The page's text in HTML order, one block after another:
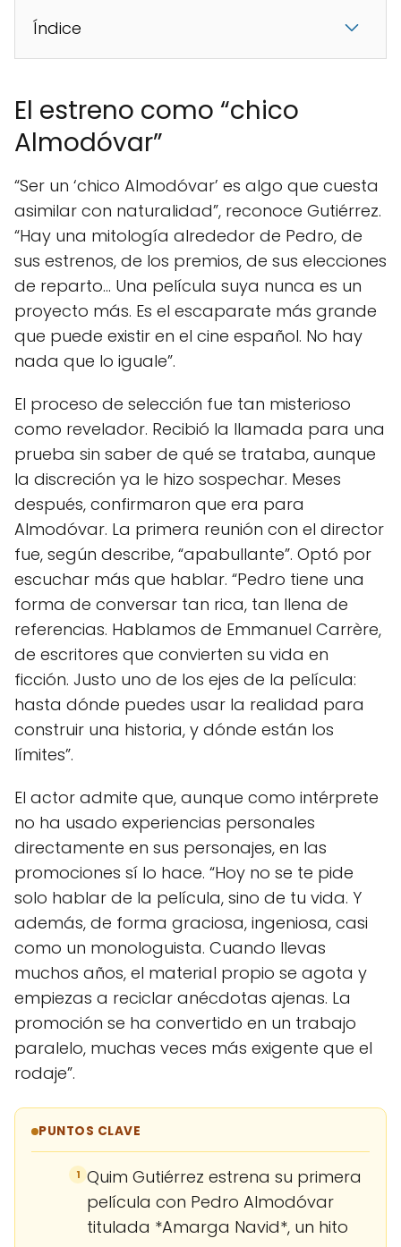
Índice
El estreno como “chico
Almodóvar”
“Ser un ‘chico Almodóvar’ es algo que cuesta
asimilar con naturalidad”, reconoce Gutiérrez.
“Hay una mitología alrededor de Pedro, de
sus estrenos, de los premios, de sus elecciones
de reparto… Una película suya nunca es un
proyecto más. Es el escaparate más grande
que puede existir en el cine español. No hay
nada que lo iguale”.
El proceso de selección fue tan misterioso
como revelador. Recibió la llamada para una
prueba sin saber de qué se trataba, aunque
la discreción ya le hizo sospechar. Meses
después, confirmaron que era para
Almodóvar. La primera reunión con el director
fue, según describe, “apabullante”. Optó por
escuchar más que hablar. “Pedro tiene una
forma de conversar tan rica, tan llena de
referencias. Hablamos de Emmanuel Carrère,
de escritores que convierten su vida en
ficción. Justo uno de los ejes de la película:
hasta dónde puedes usar la realidad para
construir una historia, y dónde están los
límites”.
El actor admite que, aunque como intérprete
no ha usado experiencias personales
directamente en sus personajes, en las
promociones sí lo hace. “Hoy no se te pide
solo hablar de la película, sino de tu vida. Y
además, de forma graciosa, ingeniosa, casi
como un monologuista. Cuando llevas
muchos años, el material propio se agota y
empiezas a reciclar anécdotas ajenas. La
promoción se ha convertido en un trabajo
paralelo, muchas veces más exigente que el
rodaje”.
PUNTOS CLAVE
1 Quim Gutiérrez estrena su primera
película con Pedro Almodóvar
titulada *Amarga Navid*, un hito